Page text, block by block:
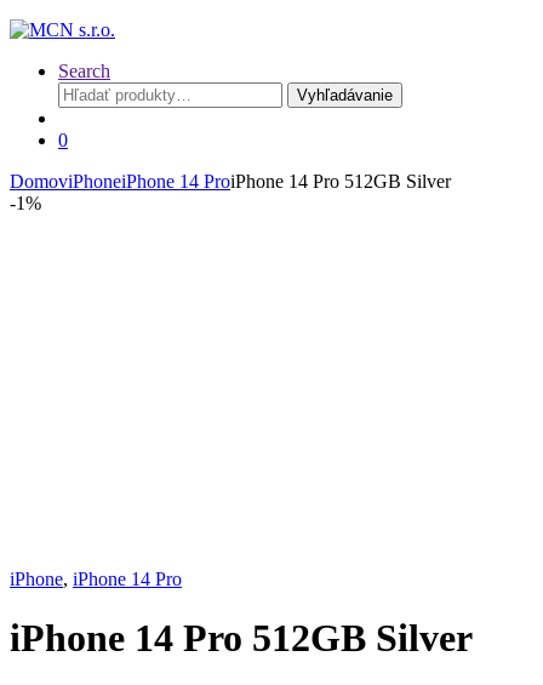
Search
Hľadať:
Vyhľadávanie
0
DomoviPhoneiPhone 14 ProiPhone 14 Pro 512GB Silver
-1%
iPhone, iPhone 14 Pro
iPhone 14 Pro 512GB Silver